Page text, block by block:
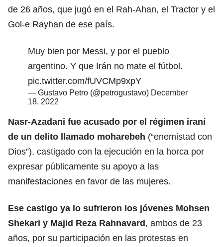
de 26 años, que jugó en el Rah-Ahan, el Tractor y el
Gol-e Rayhan de ese país.
Muy bien por Messi, y por el pueblo
argentino. Y que Irán no mate el fútbol.
pic.twitter.com/fUVCMp9xpY
— Gustavo Petro (@petrogustavo) December
18, 2022
Nasr-Azadani fue acusado por el régimen iraní
de un delito llamado moharebeh (“enemistad con
Dios”), castigado con la ejecución en la horca por
expresar públicamente su apoyo a las
manifestaciones en favor de las mujeres.
Ese castigo ya lo sufrieron los jóvenes Mohsen
Shekari y Majid Reza Rahnavard, ambos de 23
años, por su participación en las protestas en